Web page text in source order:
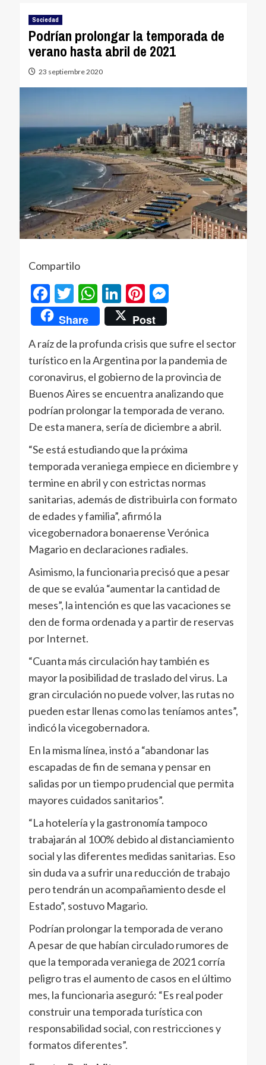
Sociedad
Podrían prolongar la temporada de
verano hasta abril de 2021
23 septiembre 2020
Compartilo
Facebook
Twitter
WhatsApp
LinkedIn
Pinterest
Messenger
Share Post
A raíz de la profunda crisis que sufre el sector
turístico en la Argentina por la pandemia de
coronavirus, el gobierno de la provincia de
Buenos Aires se encuentra analizando que
podrían prolongar la temporada de verano.
De esta manera, sería de diciembre a abril.
“Se está estudiando que la próxima
temporada veraniega empiece en diciembre y
termine en abril y con estrictas normas
sanitarias, además de distribuirla con formato
de edades y familia”, afirmó la
vicegobernadora bonaerense Verónica
Magario en declaraciones radiales.
Asimismo, la funcionaria precisó que a pesar
de que se evalúa “aumentar la cantidad de
meses”, la intención es que las vacaciones se
den de forma ordenada y a partir de reservas
por Internet.
“Cuanta más circulación hay también es
mayor la posibilidad de traslado del virus. La
gran circulación no puede volver, las rutas no
pueden estar llenas como las teníamos antes”,
indicó la vicegobernadora.
En la misma línea, instó a “abandonar las
escapadas de fin de semana y pensar en
salidas por un tiempo prudencial que permita
mayores cuidados sanitarios”.
“La hotelería y la gastronomía tampoco
trabajarán al 100% debido al distanciamiento
social y las diferentes medidas sanitarias. Eso
sin duda va a sufrir una reducción de trabajo
pero tendrán un acompañamiento desde el
Estado”, sostuvo Magario.
Podrían prolongar la temporada de verano
A pesar de que habían circulado rumores de
que la temporada veraniega de 2021 corría
peligro tras el aumento de casos en el último
mes, la funcionaria aseguró: “Es real poder
construir una temporada turística con
responsabilidad social, con restricciones y
formatos diferentes”.